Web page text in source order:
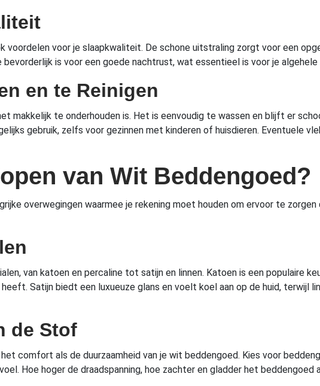
voor je slaapkwaliteit. De schone uitstraling zorgt voor een
is voor een goede nachtrust, wat essentieel is voor je algehele
en te Reinigen
makkelijk te onderhouden is. Het is eenvoudig te wassen en blijft er
gebruik, zelfs voor gezinnen met kinderen of huisdieren. Eventuele
van Wit Beddengoed?
overwegingen waarmee je rekening moet houden om ervoor te
van katoen en percaline tot satijn en linnen. Katoen is een populaire
Satijn biedt een luxueuze glans en voelt koel aan op de huid, terwijl
de Stof
comfort als de duurzaamheid van je wit beddengoed. Kies voor
Hoe hoger de draadspanning, hoe zachter en gladder het beddengoed